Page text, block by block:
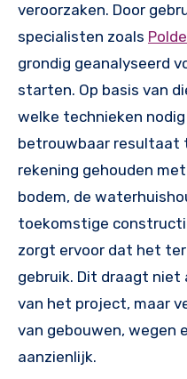
veroorzaken. Door
specialisten zoals
grondig geanalyseerd
starten. Op basis van
welke technieken
betrouwbaar resultaat
rekening gehouden
bodem, de
toekomstige
zorgt ervoor dat het
gebruik. Dit draagt
van het project, maar
van gebouwen, wegen
aanzienlijk.